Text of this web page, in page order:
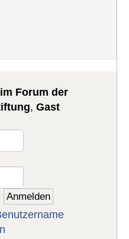
Forum der
,Gast